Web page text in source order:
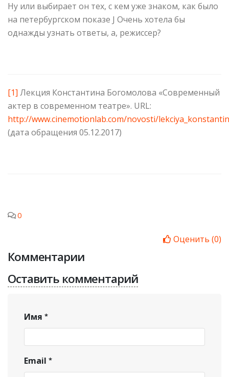
Ну или выбирает он тех, с кем уже знаком, как было
на петербургском показе J Очень хотела бы
однажды узнать ответы, а, режиссер?
[1] Лекция Константина Богомолова «Современный
актер в современном театре». URL:
http://www.cinemotionlab.com/novosti/
(дата обращения 05.12.2017)
0
Оценить (0)
Комментарии
Оставить комментарий
Имя
Email